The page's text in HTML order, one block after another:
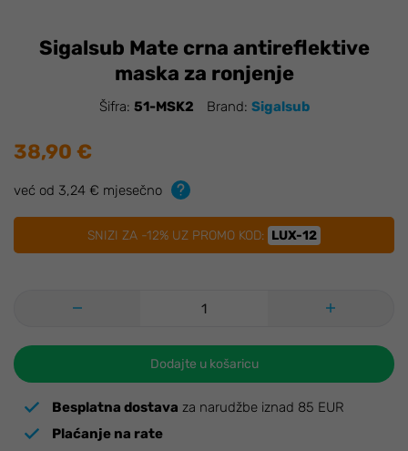
Sigalsub Mate crna antireflektive
maska za ronjenje
Šifra: 51-MSK2 Brand: Sigalsub
38,90 €
već od 3,24 € mjesečno
SNIZI ZA -12% UZ PROMO KOD: LUX-12
Dodajte u košaricu
Besplatna dostava za narudžbe iznad 85 EUR
Plaćanje na rate